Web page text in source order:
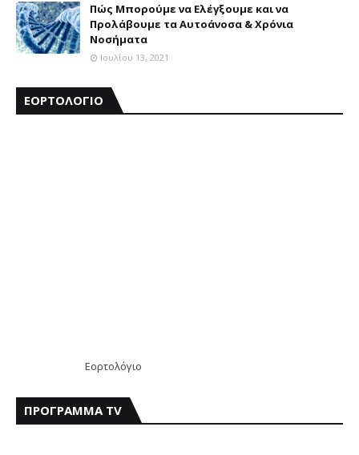
Πώς Μπορούμε να Ελέγξουμε και να
Προλάβουμε τα Αυτοάνοσα & Χρόνια
Νοσήματα
Ιουλίου 13, 2021
ΕΟΡΤΟΛΟΓΙΟ
Εορτολόγιο
ΠΡΟΓΡΑΜΜΑ TV